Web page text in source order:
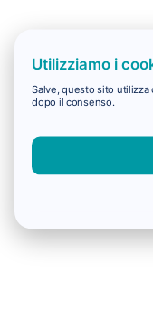
Utilizziamo i
Salve, questo sito
dopo il consenso.